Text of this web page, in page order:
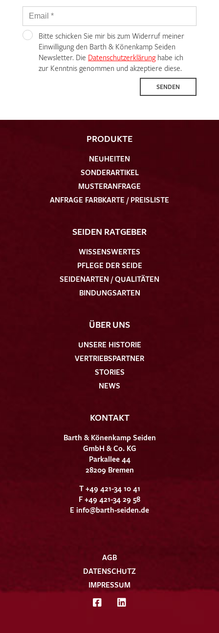
Bitte schicken Sie mir bis zum Widerruf meiner
Einwilligung den Barth & Könenkamp Seiden
Newsletter. Die Datenschutzerklärunghabe ich
zur Kenntnis genommen und akzeptiere diese.
SENDEN
PRODUKTE
NEUHEITEN
SONDERARTIKEL
MUSTERANFRAGE
ANFRAGE FARBKARTE / PREISLISTE
SEIDEN RATGEBER
WISSENSWERTES
PFLEGE DER SEIDE
SEIDENARTEN / QUALITÄTEN
BINDUNGSARTEN
ÜBER UNS
UNSERE HISTORIE
VERTRIEBSPARTNER
STORIES
NEWS
KONTAKT
Barth & Könenkamp Seiden
GmbH & Co. KG
Parkallee 44
28209 Bremen
T +49 421-34 10 41
F +49 421-34 29 58
E info@barth-seiden.de
AGB
DATENSCHUTZ
IMPRESSUM